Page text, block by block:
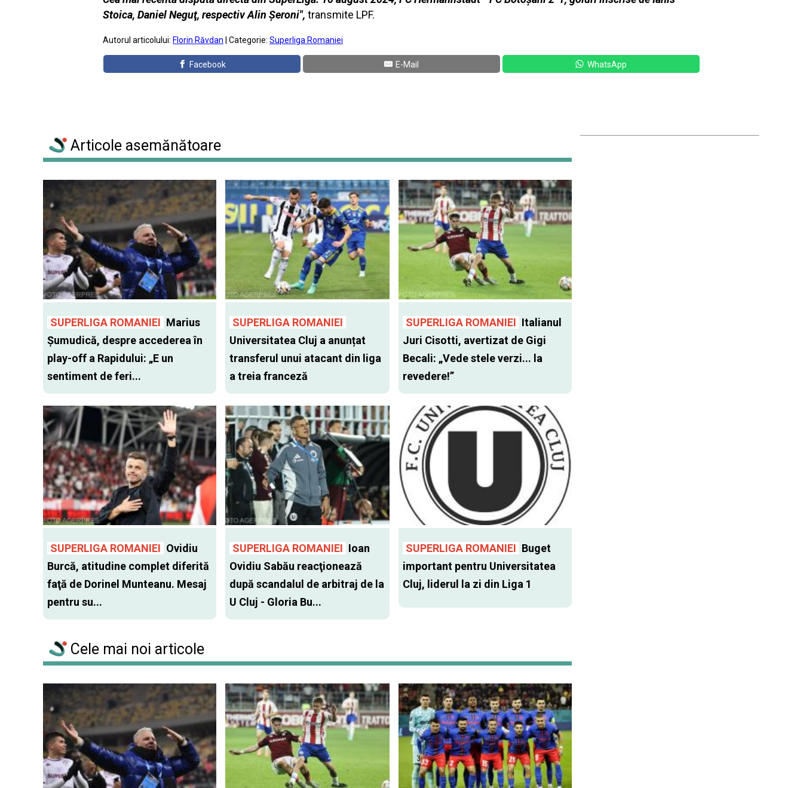
Stoica, Daniel Neguţ, respectiv Alin Şeroni", transmite LPF.
Autorul articolului: Florin Răvdan | Categorie: Superliga Romaniei
Facebook E-Mail WhatsApp
Articole asemănătoare
SUPERLIGA ROMANIEI Marius
Șumudică, despre accederea în
play-off a Rapidului: „E un
sentiment de feri...
SUPERLIGA ROMANIEI
Universitatea Cluj a anunțat
transferul unui atacant din liga
a treia franceză
SUPERLIGA ROMANIEI Italianul
Juri Cisotti, avertizat de Gigi
Becali: „Vede stele verzi... la
revedere!”
SUPERLIGA ROMANIEI Ovidiu
Burcă, atitudine complet diferită
faţă de Dorinel Munteanu. Mesaj
pentru su...
SUPERLIGA ROMANIEI Ioan
Ovidiu Sabău reacţionează
după scandalul de arbitraj de la
U Cluj - Gloria Bu...
SUPERLIGA ROMANIEI Buget
important pentru Universitatea
Cluj, liderul la zi din Liga 1
Cele mai noi articole